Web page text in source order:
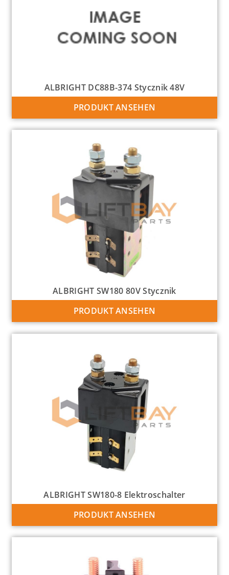
ALBRIGHT DC88B-374 Stycznik 48V
PRODUKT ANSEHEN
ALBRIGHT SW180 80V Stycznik
PRODUKT ANSEHEN
ALBRIGHT SW180-8 Elektroschalter
PRODUKT ANSEHEN